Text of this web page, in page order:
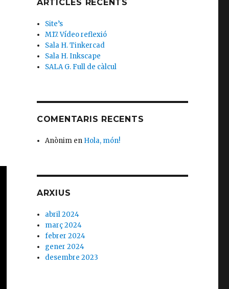
ARTICLES RECENTS
Site’s
M17. Vídeo reflexió
Sala H. Tinkercad
Sala H. Inkscape
SALA G. Full de càlcul
COMENTARIS RECENTS
Anònim en Hola, món!
ARXIUS
abril 2024
març 2024
febrer 2024
gener 2024
desembre 2023